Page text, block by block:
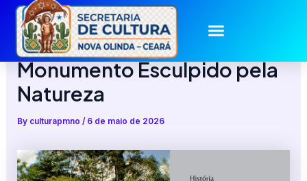
Skip
contentPonte de Pedra: Um
Monumento Esculpido pela
Natureza
By culturapmno/ 6 de maio de 2026